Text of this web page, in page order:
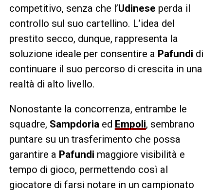
competitivo, senza che l’Udinese perda il
controllo sul suo cartellino. L’idea del
prestito secco, dunque, rappresenta la
soluzione ideale per consentire a Pafundi di
continuare il suo percorso di crescita in una
realtà di alto livello.
Nonostante la concorrenza, entrambe le
squadre, Sampdoria ed Empoli, sembrano
puntare su un trasferimento che possa
garantire a Pafundi maggiore visibilità e
tempo di gioco, permettendo così al
giocatore di farsi notare in un campionato